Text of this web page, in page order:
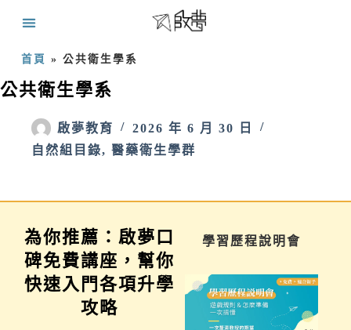
首頁 » 公共衛生學系
公共衛生學系
啟夢教育
2026 年 6 月 30 日
自然組目錄, 醫藥衛生學群
為你推薦：啟夢口
碑免費講座，幫你
快速入門各項升學
攻略
家長講座 學習歷程說明會